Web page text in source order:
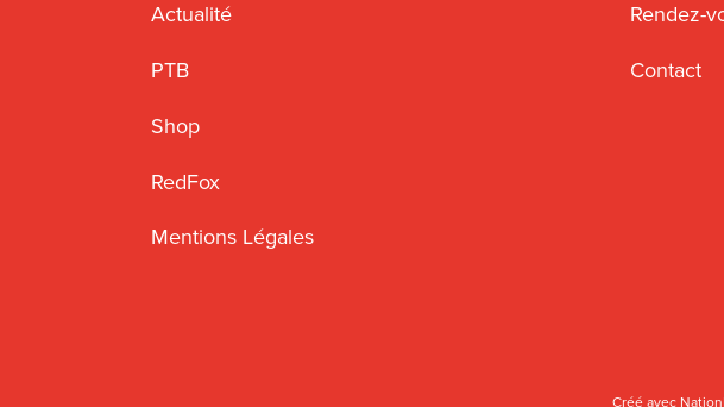
Actualité
PTB
Shop
RedFox
Mentions Légales
Rendez-
Contact
Créé avec